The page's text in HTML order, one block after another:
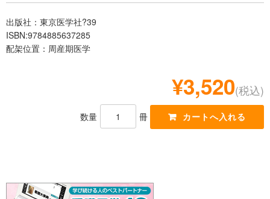
出版社：東京医学社?39
ISBN:9784885637285
配架位置：周産期医学
¥3,520(税込)
数量 冊